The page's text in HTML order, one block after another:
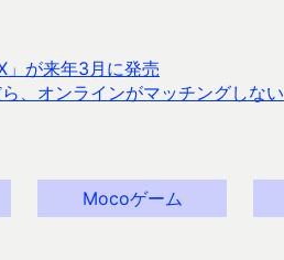
」が来年3月に発売
、オンラインがマッチングしない
Mocoゲーム